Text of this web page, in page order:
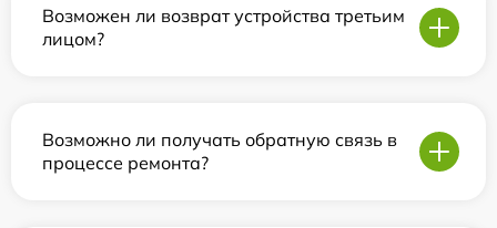
Возможен ли возврат устройства третьим
лицом?
Возможно ли получать обратную связь в
процессе ремонта?